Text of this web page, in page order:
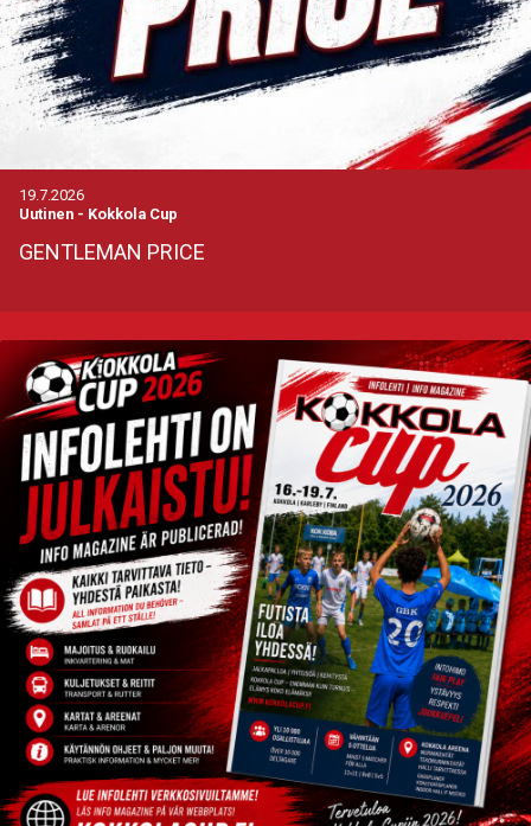
19.7.2026
Uutinen - Kokkola Cup
GENTLEMAN PRICE